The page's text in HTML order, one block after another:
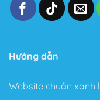
Hướng dẫn
Website chuẩn xanh